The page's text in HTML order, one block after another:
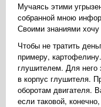
Мучаясь этими
собранной мною
Своими знаниями
Чтобы не тратить
примеру,
глушителем. Для него
в корпус глушителя.
оборотам двигателя.
если таковой,